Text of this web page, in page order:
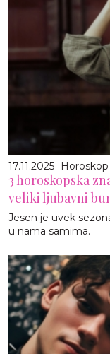
17.11.2025
3 horoskopska
veliki ljubavni
Jesen je uvek
u nama samima.